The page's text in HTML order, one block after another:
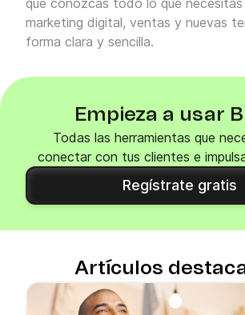
que conozcas todo lo que
marketing digital, ventas y nuevas
forma clara y sencilla.
Empieza a usar
Todas las herramientas que
conectar con tus clientes e
Regístrate gratis
Artículos